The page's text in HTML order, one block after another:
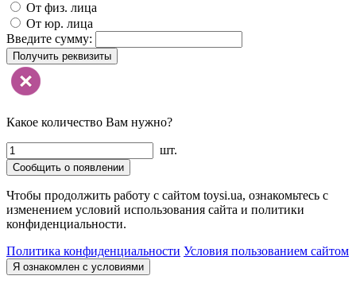
От физ. лица
От юр. лица
Введите сумму:
Получить реквизиты
Какое количество Вам нужно?
шт.
Сообщить о появлении
Чтобы продолжить работу с сайтом toysi.ua, ознакомьтесь с
изменением условий использования сайта и политики
конфиденциальности.
Политика конфиденциальности Условия пользованием сайтом
Я ознакомлен с условиями